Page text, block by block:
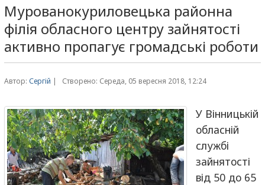
Мурованокуриловецька районна
філія обласного центру зайнятості
активно пропагує громадські роботи
Автор: Сергій | Створено: Середа, 05 вересня 2018, 12:24
У Вінницькій
обласній
службі
зайнятості
від 50 до 65